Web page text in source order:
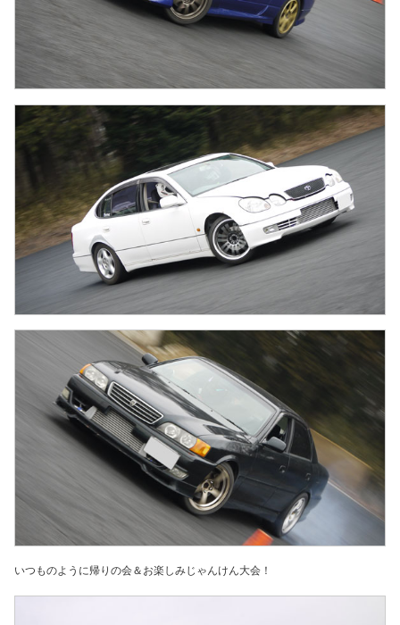
いつものように帰りの会＆お楽しみじゃんけん大会！